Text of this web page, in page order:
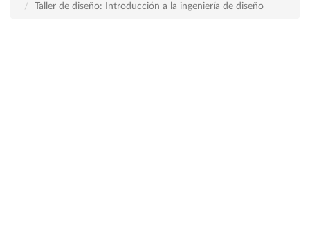
Taller de diseño: Introducción a la ingeniería de diseño